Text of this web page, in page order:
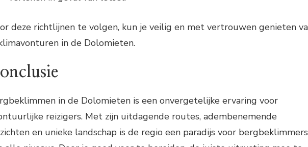
deze richtlijnen te volgen, kun je veilig en met vertrouwen genieten
in de Dolomieten.
in de Dolomieten is een onvergetelijke ervaring voor
reizigers. Met zijn uitdagende routes, adembenemende
en unieke landschap is de regio een paradijs voor bergbeklimmers